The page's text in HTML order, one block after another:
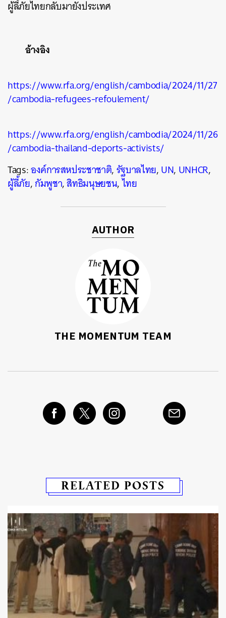
ผู้ลี้ภัยไทยกลับมายังประเทศ
อ้างอิง
https://www.rfa.org/english/cambodia/2024/11/27
/cambodia-refugees-refoulement/
https://www.rfa.org/english/cambodia/2024/11/26
/cambodia-thailand-deports-activists/
Tags:องค์การสหประชาชาติ,รัฐบาลไทย,UN, UNHCR,
ผู้ลี้ภัย,กัมพูชา,สิทธิมนุษยชน,ไทย
AUTHOR
THE MOMENTUM TEAM
RELATED POSTS